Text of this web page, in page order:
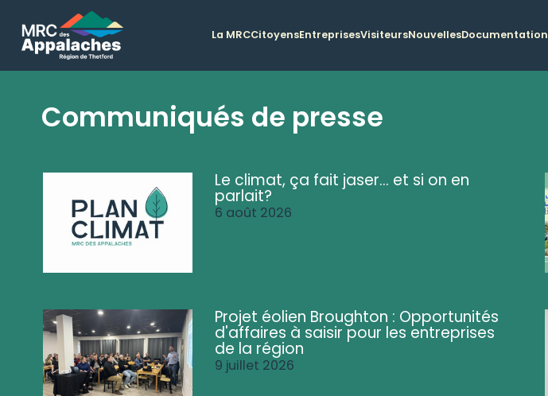
La MRCCitoyensEntreprisesVisiteursNouvellesDocumentation
Communiqués de presse
Le climat, ça fait jaser... et si on en
parlait?
6 août 2026
Projet éolien Broughton : Opportunités
d'affaires à saisir pour les entreprises
de la région
9 juillet 2026